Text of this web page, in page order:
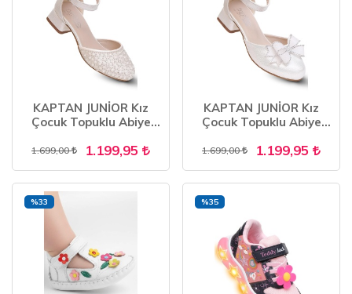
KAPTAN JUNİOR Kız
Çocuk Topuklu Abiye
1.699,00 1.199,95
KAPTAN JUNİOR Kız
Çocuk Topuklu Abiye
1.699,00 1.199,95
%33 %35